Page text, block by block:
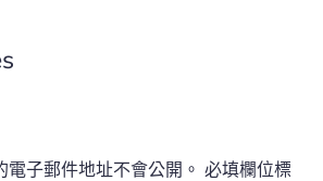
子郵件地址不會公開。 必填欄位標